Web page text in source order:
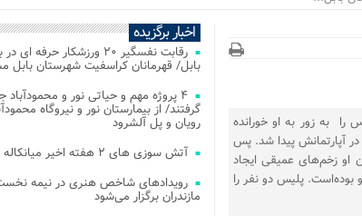
را به زور به او خورانده
روز گذشته در آپارتمانش پیدا شد. پس
زخم‌های عمیقی ایجاد
بوده‌است. پلیس دو نفر را
اخبار برگزیده
بابل/ قهرمانان کراسفیت شهرستان
۴ پروژه مهم و حیاتی نور و محمودآباد
گرفتند/ از بیمارستان نور و نیروگاه
رویان و پل آلشرود
آتش‌ سوزی‌ های ۲ هفته اخیر میانکاله عمدی بود
مازندران برگزار می‌شود